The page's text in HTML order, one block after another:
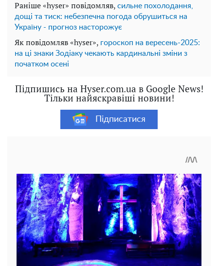
Раніше «hyser» повідомляв, сильне похолодання,
дощі та тиск: небезпечна погода обрушиться на
Україну - прогноз насторожує
Як повідомляв «hyser», гороскоп на вересень-2025:
на ці знаки Зодіаку чекають кардинальні зміни з
початком осені
Підпишись на Hyser.com.ua в Google News!
Тільки найяскравіші новини!
Підписатися